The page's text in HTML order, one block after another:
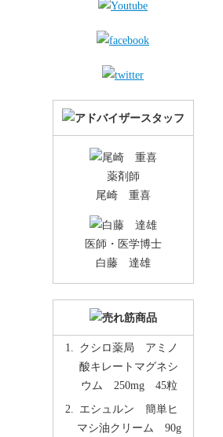
薬剤師
尾崎 重喜
医師・医学博士
白藤 達雄
クシロ薬局 アミノ
酸キレートマグネシ
ウム 250mg 45粒
エシュルン 簡単ヒ
マシ油クリーム 90g